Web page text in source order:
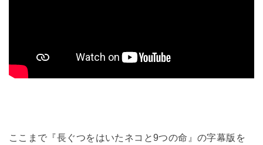
ここまで『長ぐつをはいたネコと9つの命』の字幕版を